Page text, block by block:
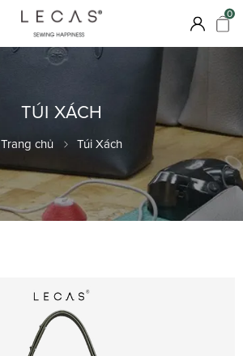
0
TÚI XÁCH
Trang chủ Túi Xách